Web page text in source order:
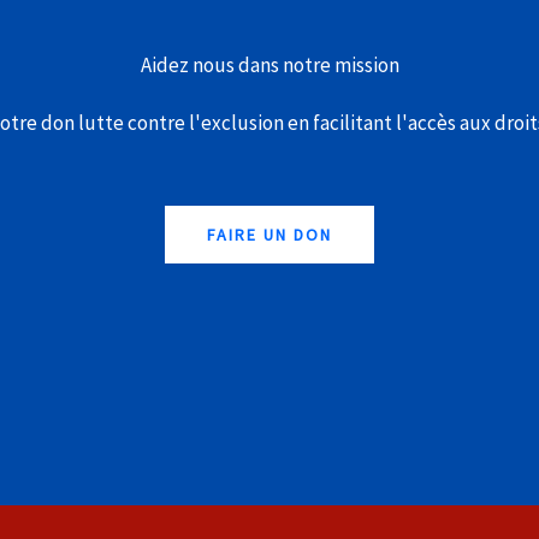
Aidez nous dans notre mission
don lutte contre l'exclusion en facilitant l'accès aux
FAIRE UN DON